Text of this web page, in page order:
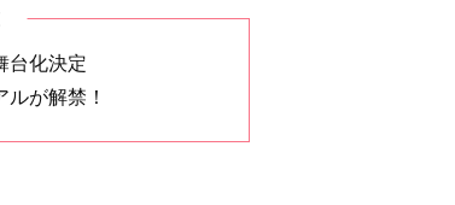
台化決定
が解禁！